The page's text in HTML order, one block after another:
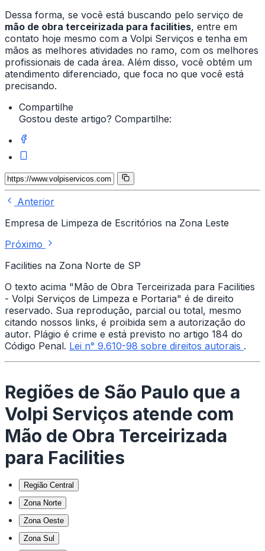
Dessa forma, se você está buscando pelo serviço de
mão de obra terceirizada para facilities, entre em
contato hoje mesmo com a Volpi Serviços e tenha em
mãos as melhores atividades no ramo, com os melhores
profissionais de cada área. Além disso, você obtém um
atendimento diferenciado, que foca no que você está
precisando.
Compartilhe
Gostou deste artigo? Compartilhe:
Anterior
Empresa de Limpeza de Escritórios na Zona Leste
Próximo
Facilities na Zona Norte de SP
O texto acima "Mão de Obra Terceirizada para Facilities
- Volpi Serviços de Limpeza e Portaria" é de direito
reservado. Sua reprodução, parcial ou total, mesmo
citando nossos links, é proibida sem a autorização do
autor. Plágio é crime e está previsto no artigo 184 do
Código Penal. Lei n° 9.610-98 sobre direitos autorais .
Regiões de São Paulo que a
Volpi Serviços atende com
Mão de Obra Terceirizada
para Facilities
Região Central
Zona Norte
Zona Oeste
Zona Sul